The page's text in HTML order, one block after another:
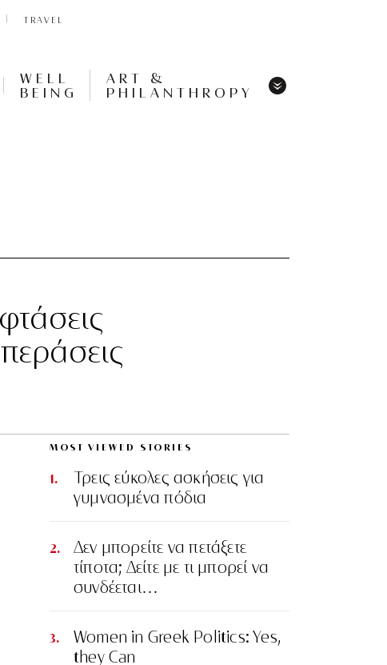
TRAVEL
WELL
BEING
ART &
PHILANTHROPY
MOST VIEWED STORIES
Τρεις εύκολες ασκήσεις για
γυμνασμένα πόδια
Δεν μπορείτε να πετάξετε
τίποτα; Δείτε με τι μπορεί να
συνδέεται…
Women in Greek Politics: Yes,
they Can